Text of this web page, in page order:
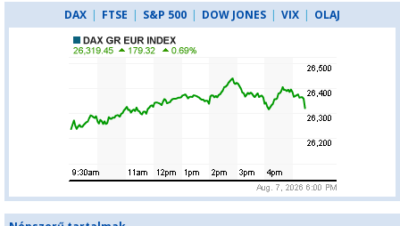
DAX | FTSE | S&P 500 | DOW JONES | VIX | OLAJ